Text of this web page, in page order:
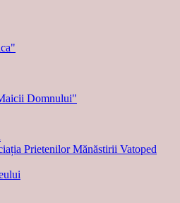
Domnului"
Prietenilor Mănăstirii Vatoped